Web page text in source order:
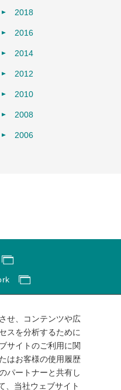
2018
2016
2014
2012
2010
2008
2006
アポリシー
方針
プ
せ、コンテンツや広
スを分析するために
サイトのご利用に関
はお客様の使用履歴
パートナーと共有し
、当社ウェブサイト